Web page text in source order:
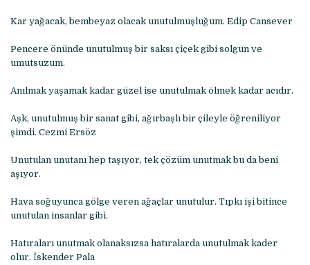
Kar yağacak, bembeyaz olacak unutulmuşluğum. Edip Cansever
Pencere önünde unutulmuş bir saksı çiçek gibi solgun ve
umutsuzum.
Anılmak yaşamak kadar güzel ise unutulmak ölmek kadar acıdır.
Aşk, unutulmuş bir sanat gibi, ağırbaşlı bir çileyle öğreniliyor
şimdi. Cezmi Ersöz
Unutulan unutanı hep taşıyor, tek çözüm unutmak bu da beni
aşıyor.
Hava soğuyunca gölge veren ağaçlar unutulur. Tıpkı işi bitince
unutulan insanlar gibi.
Hatıraları unutmak olanaksızsa hatıralarda unutulmak kader
olur. İskender Pala